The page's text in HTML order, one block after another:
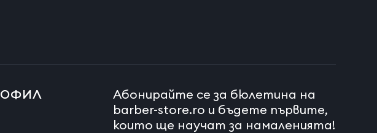
Абонирайте се за бюлетина на
barber-store.ro и бъдете първите,
които ще научат за намаленията!